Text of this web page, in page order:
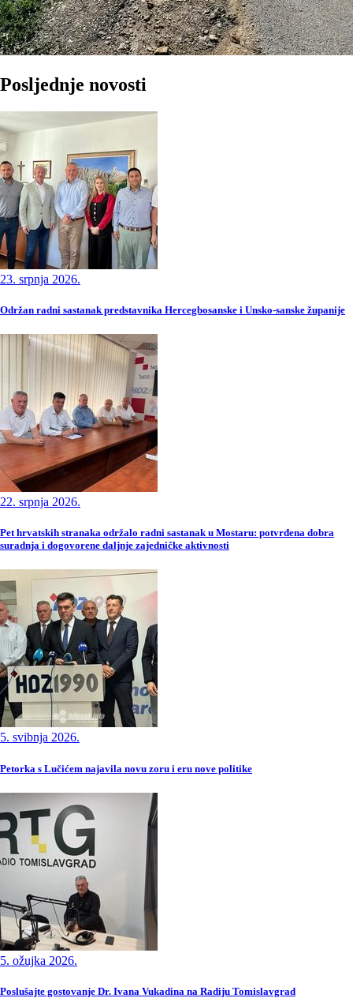
Posljednje novosti
23. srpnja 2026.
Održan radni sastanak predstavnika Hercegbosanske i Unsko-sanske županije
22. srpnja 2026.
Pet hrvatskih stranaka održalo radni sastanak u Mostaru: potvrđena dobra
suradnja i dogovorene daljnje zajedničke aktivnosti
5. svibnja 2026.
Petorka s Lučićem najavila novu zoru i eru nove politike
5. ožujka 2026.
Poslušajte gostovanje Dr. Ivana Vukadina na Radiju Tomislavgrad